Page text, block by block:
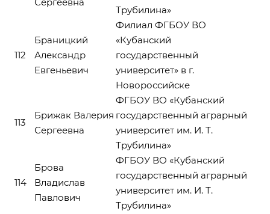
Трубилина»
112
Браницкий
Александр
Евгеньевич
Филиал ФГБОУ ВО
«Кубанский
государственный
университет» в г.
Новороссийске
113
Брижак Валерия
Сергеевна
ФГБОУ ВО «Кубанский
государственный аграрный
университет им. И. Т.
Трубилина»
114
Брова
Владислав
Павлович
ФГБОУ ВО «Кубанский
государственный аграрный
университет им. И. Т.
Трубилина»